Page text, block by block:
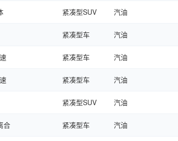
紧凑型SUV 汽油
紧凑型车 汽油
紧凑型车 汽油
紧凑型车 汽油
紧凑型SUV 汽油
合 紧凑型车 汽油